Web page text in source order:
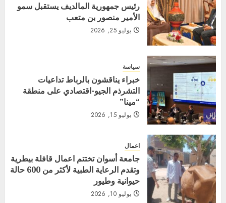
رئيس جمهورية المالديف يستقبل سمو
الأمير منصور بن متعب
يوليو 25, 2026
سياسة
خبراء يناقشون بالرباط تداعيات
التشرذم الجيو-اقتصادي على منطقة
“مينا”
يوليو 15, 2026
اعمال
جامعة أسوان تختتم اعمال قافلة بيطرية
وتقدم الرعاية الطبية لأكثر من 600 حالة
حيوانية وطيور
يوليو 10, 2026